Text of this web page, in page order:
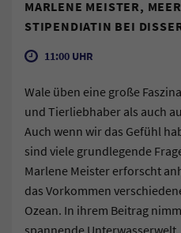
MARLENE MEISTER,
STIPENDIATIN BEI
11:00 UHR
Wale üben eine große
und Tierliebhaber als auch
Auch wenn wir das Gefühl
sind viele grundlegende
Marlene Meister erforscht
das Vorkommen
Ozean. In ihrem Beitrag
spannende